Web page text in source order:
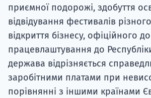
приємної подорожі, здобуття
відвідування фестивалів
відкриття бізнесу, офіційного
працевлаштування до
держава відрізняється
заробітними платами при
порівнянні з іншими країнами